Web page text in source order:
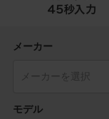
メーカー
モデル